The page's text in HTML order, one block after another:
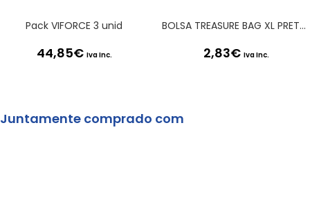
Pack VIFORCE 3 unid
44,85€ Iva Inc.
BOLSA TREASURE BAG XL PRETA SATISFYER
2,83€ Iva Inc.
Juntamente comprado com